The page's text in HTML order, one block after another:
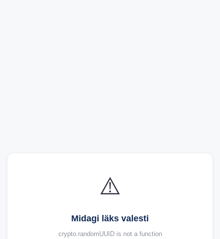
⚠️
Midagi läks valesti
crypto.randomUUID is not a function